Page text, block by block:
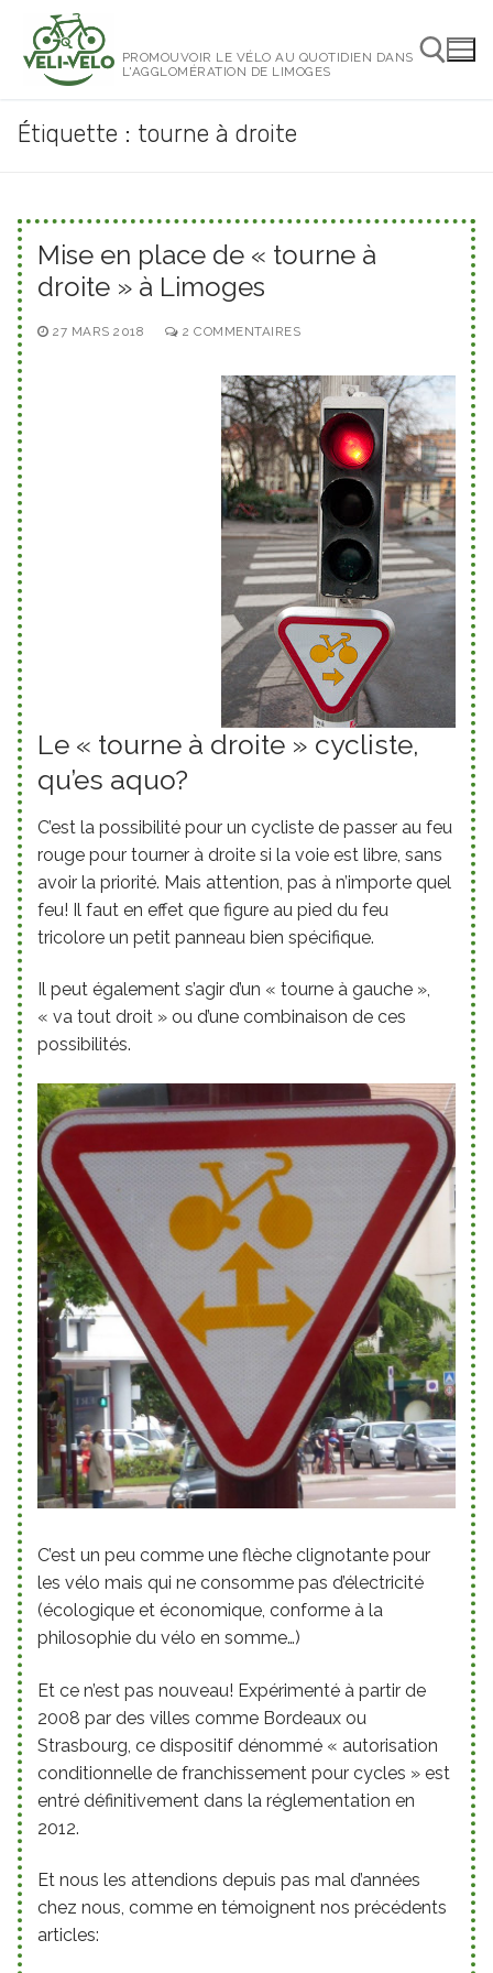
contenu
PROMOUVOIR LE VÉLO AU QUOTIDIEN DANS
L'AGGLOMÉRATION DE LIMOGES
Rechercher :
Étiquette : tourne à droite
Mise en place de « tourne à
droite » à Limoges
27 MARS 2018 2 COMMENTAIRES
Le « tourne à droite » cycliste,
qu’es aquo?
C’est la possibilité pour un cycliste de passer au feu
rouge pour tourner à droite si la voie est libre, sans
avoir la priorité. Mais attention, pas à n’importe quel
feu! Il faut en effet que figure au pied du feu
tricolore un petit panneau bien spécifique.
Il peut également s’agir d’un « tourne à gauche »,
« va tout droit » ou d’une combinaison de ces
possibilités.
C’est un peu comme une flèche clignotante pour
les vélo mais qui ne consomme pas d’électricité
(écologique et économique, conforme à la
philosophie du vélo en somme…)
Et ce n’est pas nouveau! Expérimenté à partir de
2008 par des villes comme Bordeaux ou
Strasbourg, ce dispositif dénommé « autorisation
conditionnelle de franchissement pour cycles » est
entré définitivement dans la réglementation en
2012.
Et nous les attendions depuis pas mal d’années
chez nous, comme en témoignent nos précédents
articles: